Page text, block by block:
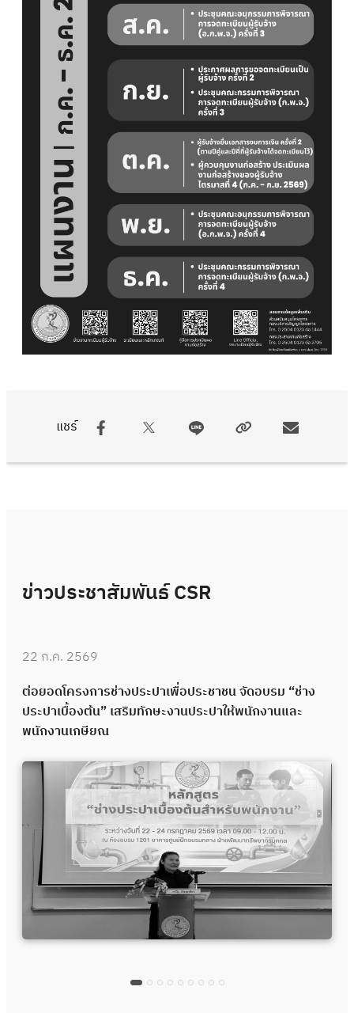
แชร์
ข่าวประชาสัมพันธ์ CSR
22 ก.ค. 2569
ต่อยอดโครงการช่างประปาเพื่อประชาชน จัดอบรม “ช่าง
ประปาเบื้องต้น” เสริมทักษะงานประปาให้พนักงานและ
พนักงานเกษียณ